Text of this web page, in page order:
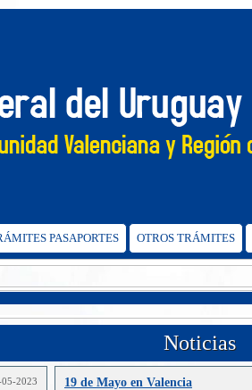
PASAPORTES OTROS TRÁMITES
Noticias
05-2023 19 de Mayo en Valencia